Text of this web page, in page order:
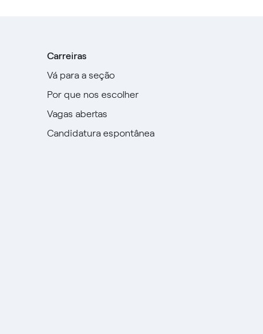
Carreiras
Vá para a seção
Por que nos escolher
Vagas abertas
Candidatura espontânea